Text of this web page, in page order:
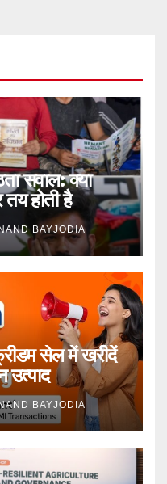
सवाल: क्या
होती है
BAYJODIA
सेल में खरीदें
उत्पाद
BAYJODIA